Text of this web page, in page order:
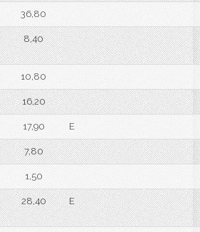
36,80
8,40
10,80
16,20
17,90 E
7,80
1,50
28,40 E